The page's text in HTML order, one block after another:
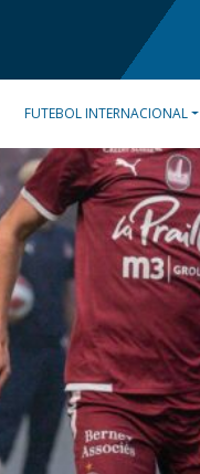
FUTEBOL INTERNACIONAL